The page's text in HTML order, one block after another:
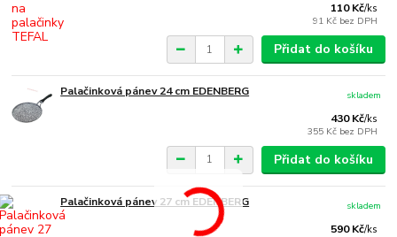
110 Kč/ks
91 Kč bez DPH
Přidat do košíku
Palačinková pánev 24 cm EDENBERG
430 Kč/ks
355 Kč bez DPH
skladem
Přidat do košíku
Palačinková pánev 27 cm EDENBERG
590 Kč/ks
skladem